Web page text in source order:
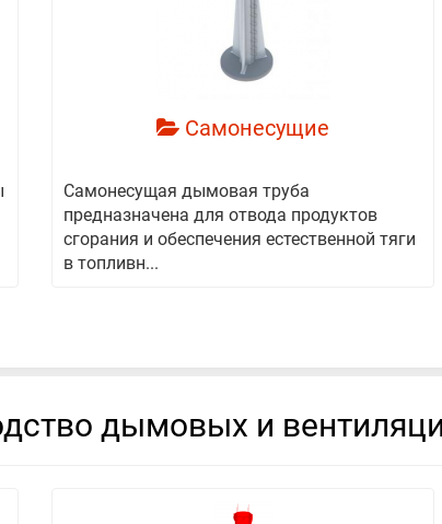
Самонесущие
Самонесущая дымовая труба
предназначена для отвода продуктов
сгорания и обеспечения естественной тяги
в топливн...
дымовых и